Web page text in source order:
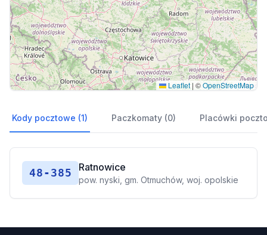
Leaflet | ©OpenStreetMap
Kody pocztowe (1) Paczkomaty (0) Placówki
48-385 Ratnowice
pow. nyski, gm. Otmuchów, woj. opolskie